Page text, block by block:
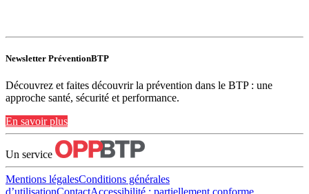
Newsletter PréventionBTP
Découvrez et faites découvrir la prévention dans le BTP : une
approche santé, sécurité et performance.
En savoir plus
Un service
Mentions légalesConditions générales
d’utilisationContactAccessibilité : partiellement conforme